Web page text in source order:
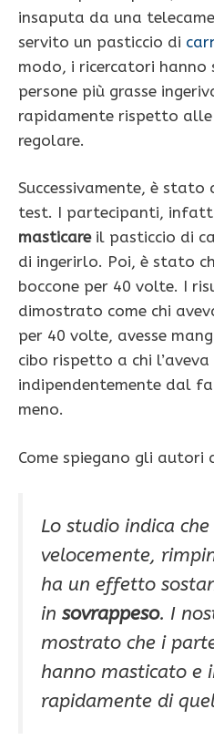
insaputa da una
servito un pasticcio di
modo, i ricercatori hanno
persone più grasse
rapidamente rispetto alle
regolare.
Successivamente, è
test. I partecipanti,
masticareil pasticcio di
di ingerirlo. Poi, è stato
boccone per 40 volte. I
dimostrato come chi
per 40 volte, avesse
cibo rispetto a chi
indipendentemente dal
meno.
Come spiegano gli autori
Lo studio indica
velocemente,
ha un effetto
in sovrappeso. I
mostrato che i
hanno masticato e
rapidamente di